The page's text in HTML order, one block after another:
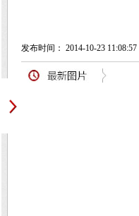
发布时间： 2014-10-23 11:08:57